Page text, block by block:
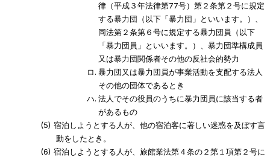
律（平成３年法律第77号）第２条第２号に規定
する暴力団（以下「暴力団」といいます。）、
同法第２条第６号に規定する暴力団員（以下
「暴力団員」といいます。）、暴力団準構成員
又は暴力団関係者その他の反社会的勢力
暴力団又は暴力団員が事業活動を支配する法人
その他の団体であるとき
法人でその役員のうちに暴力団員に該当する者
があるもの
宿泊しようとする人が、他の宿泊客に著しい迷惑を及ぼす言
動をしたとき。
宿泊しようとする人が、旅館業法第４条の２第１項第２号に